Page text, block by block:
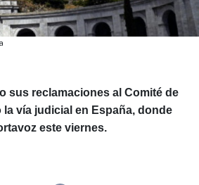
sus reclamaciones al Comité de
vía judicial en España, donde
este viernes.